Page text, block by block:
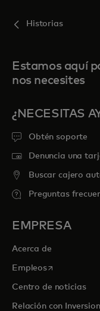
Historias
Estamos aquí
nos necesites
¿NECESITAS
Obtén soporte
Denuncia una
Buscar cajero
Preguntas
EMPRESA
Acerca de
Empleosse abre en
Centro de noticias
Relación con